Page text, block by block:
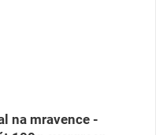
na mravence -